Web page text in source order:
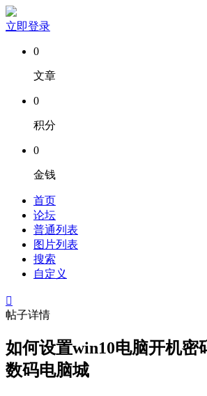
立即登录
0
文章
0
积分
0
金钱
首页
论坛
普通列表
图片列表
搜索
自定义

帖子详情
如何设置win10电脑开机密
数码电脑城